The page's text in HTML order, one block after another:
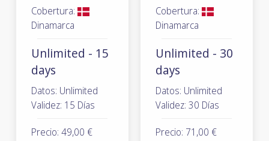
Cobertura:
Dinamarca
Unlimited - 15
days
Datos: Unlimited
Validez: 15 Días
Precio: 49,00 €
Cobertura:
Dinamarca
Unlimited - 30
days
Datos: Unlimited
Validez: 30 Días
Precio: 71,00 €